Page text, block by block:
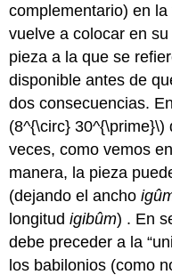
complementario) en
vuelve a colocar en
pieza a la que se
disponible antes de
dos consecuencias.
(8^{\circ} 30^{\prime}\)
veces, como vemos
manera, la pieza
(dejando el ancho
longitudigibûm) . En
debe preceder a la
los babilonios (como